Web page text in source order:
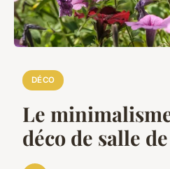
DÉCO
Le
déco de salle